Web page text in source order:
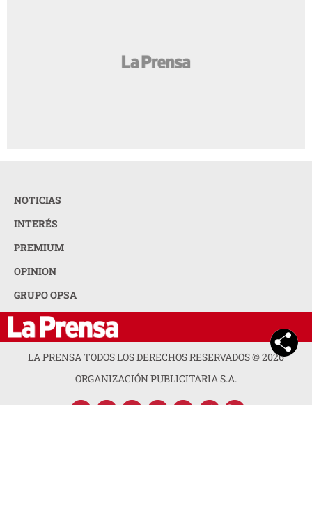
NOTICIAS
INTERÉS
PREMIUM
OPINION
GRUPO OPSA
LA PRENSA TODOS LOS DERECHOS RESERVADOS ©2026
ORGANIZACIÓN PUBLICITARIA S.A.